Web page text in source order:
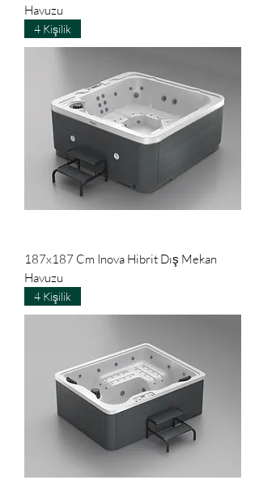
Havuzu
4 Kişilik
187x187 Cm Inova Hibrit Dış Mekan
Havuzu
4 Kişilik